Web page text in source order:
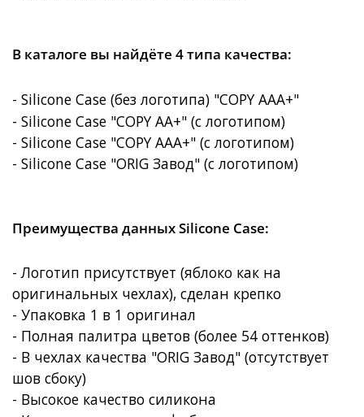
В каталоге вы найдёте 4 типа качества:
- Silicone Case (без логотипа) "COPY AAA+"
- Silicone Case "COPY AA+" (с логотипом)
- Silicone Case "COPY AAA+" (с логотипом)
- Silicone Case "ORIG Завод" (с логотипом)
Преимущества данных Silicone Case:
- Логотип присутствует (яблоко как на
оригинальных чехлах), сделан крепко
- Упаковка 1 в 1 оригинал
- Полная палитра цветов (более 54 оттенков)
- В чехлах качества "ORIG Завод" (отсутствует
шов сбоку)
- Высокое качество силикона